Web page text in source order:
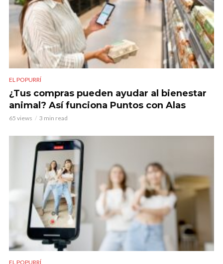
EL POPURRÍ
¿Tus compras pueden ayudar al bienestar
animal? Así funciona Puntos con Alas
65 views 3 min read
EL POPURRÍ